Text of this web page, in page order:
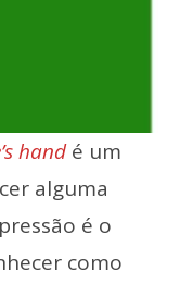
handé um
alguma
é o
como